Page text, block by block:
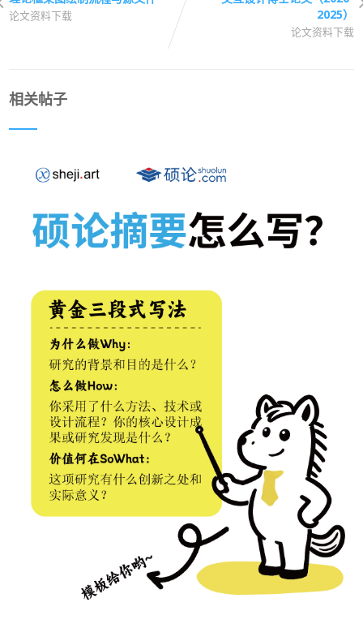
论文资料下载
2025）
论文资料下载
相关帖子